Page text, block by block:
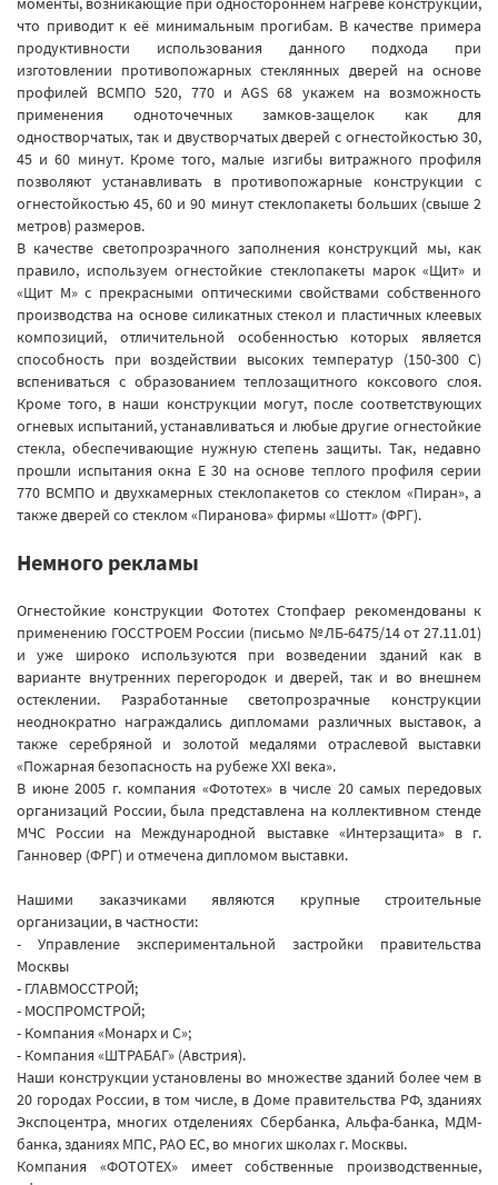
что приводит к её минимальным прогибам. В качестве примера
продуктивности использования данного подхода при
изготовлении противопожарных стеклянных дверей на основе
профилей ВСМПО 520, 770 и AGS 68 укажем на возможность
применения одноточечных замков-защелок как для
одностворчатых, так и двустворчатых дверей с огнестойкостью 30,
45 и 60 минут. Кроме того, малые изгибы витражного профиля
позволяют устанавливать в противопожарные конструкции с
огнестойкостью 45, 60 и 90 минут стеклопакеты больших (свыше 2
метров) размеров.
В качестве светопрозрачного заполнения конструкций мы, как
правило, используем огнестойкие стеклопакеты марок «Щит» и
«Щит М» с прекрасными оптическими свойствами собственного
производства на основе силикатных стекол и пластичных клеевых
композиций, отличительной особенностью которых является
способность при воздействии высоких температур (150-300 С)
вспениваться с образованием теплозащитного коксового слоя.
Кроме того, в наши конструкции могут, после соответствующих
огневых испытаний, устанавливаться и любые другие огнестойкие
стекла, обеспечивающие нужную степень защиты. Так, недавно
прошли испытания окна Е 30 на основе теплого профиля серии
770 ВСМПО и двухкамерных стеклопакетов со стеклом «Пиран», а
также дверей со стеклом «Пиранова» фирмы «Шотт» (ФРГ).
Немного рекламы
Огнестойкие конструкции Фототех Стопфаер рекомендованы к
применению ГОССТРОЕМ России (письмо №ЛБ-6475/14 от 27.11.01)
и уже широко используются при возведении зданий как в
варианте внутренних перегородок и дверей, так и во внешнем
остеклении. Разработанные светопрозрачные конструкции
неоднократно награждались дипломами различных выставок, а
также серебряной и золотой медалями отраслевой выставки
«Пожарная безопасность на рубеже ХХI века».
В июне 2005 г. компания «Фототех» в числе 20 самых передовых
организаций России, была представлена на коллективном стенде
МЧС России на Международной выставке «Интерзащита» в г.
Ганновер (ФРГ) и отмечена дипломом выставки.
Нашими заказчиками являются крупные строительные
организации, в частности:
- Управление экспериментальной застройки правительства
Москвы
- ГЛАВМОССТРОЙ;
- МОСПРОМСТРОЙ;
- Компания «Монарх и С»;
- Компания «ШТРАБАГ» (Австрия).
Наши конструкции установлены во множестве зданий более чем в
20 городах России, в том числе, в Доме правительства РФ, зданиях
Экспоцентра, многих отделениях Сбербанка, Альфа-банка, МДМ-
банка, зданиях МПС, РАО ЕС, во многих школах г. Москвы.
Компания «ФОТОТЕХ» имеет собственные производственные,